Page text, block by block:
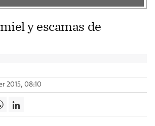
y escamas de
2015, 08:10